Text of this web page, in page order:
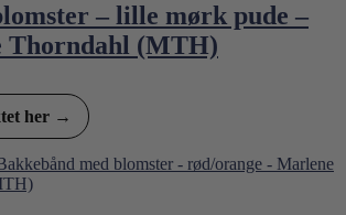
– lille mørk pude –
Thorndahl (MTH)
her →